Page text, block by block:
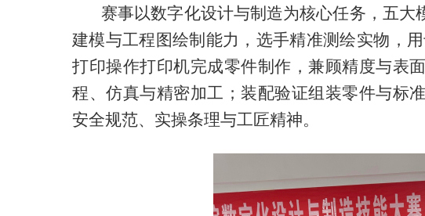
赛事以数字化设计与制造为核心任务，五
建模与工程图绘制能力，选手精准测绘实物，
打印操作打印机完成零件制作，兼顾精度与表
程、仿真与精密加工；装配验证组装零件与标
安全规范、实操条理与工匠精神。